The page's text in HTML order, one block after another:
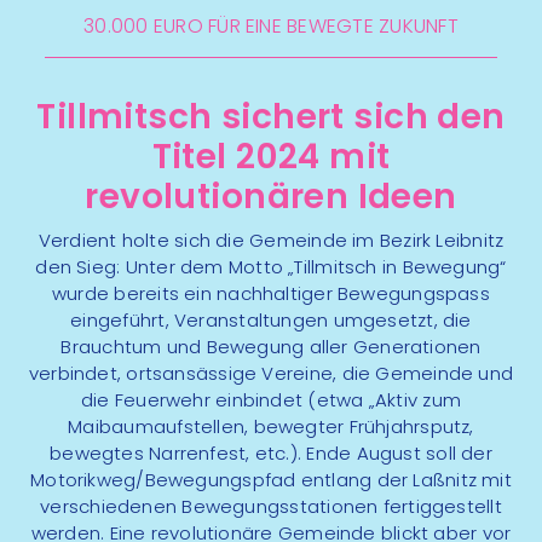
neuer Bewegungspfad
Revolutionärste Gemeinde – GEMEINDE
TILLMITSCH
30.000 EURO FÜR EINE BEWEGTE ZUKUNFT
Tillmitsch sichert sich den
Titel 2024 mit
revolutionären Ideen
Verdient holte sich die Gemeinde im Bezirk Leibnitz
den Sieg: Unter dem Motto „Tillmitsch in Bewegung“
wurde bereits ein nachhaltiger Bewegungspass
eingeführt, Veranstaltungen umgesetzt, die
Brauchtum und Bewegung aller Generationen
verbindet, ortsansässige Vereine, die Gemeinde und
die Feuerwehr einbindet (etwa „Aktiv zum
Maibaumaufstellen, bewegter Frühjahrsputz,
bewegtes Narrenfest, etc.). Ende August soll der
Motorikweg/Bewegungspfad entlang der Laßnitz mit
verschiedenen Bewegungsstationen fertiggestellt
werden. Eine revolutionäre Gemeinde blickt aber vor